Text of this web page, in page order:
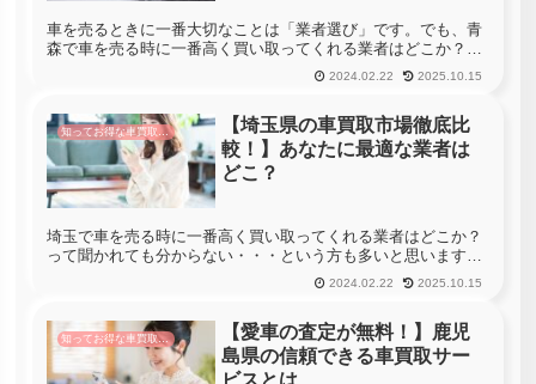
車を売るときに一番大切なことは「業者選び」です。でも、青
森で車を売る時に一番高く買い取ってくれる業者はどこか？っ
て聞かれても分からない・・・という方も多いと思います。青
森には233社の車買取店があります。車を売る時に青森のすべ
2024.02.22 2025.10.15
知ってお得な車買取情報
【埼玉県の車買取市場徹底比
較！】あなたに最適な業者は
どこ？
埼玉で車を売る時に一番高く買い取ってくれる業者はどこか？
って聞かれても分からない・・・という方も多いと思います。
埼玉には619社の車買取店があります。車を売る時に埼玉のす
べての店舗へ査定に行くことができれば一番高く買い取ってく
2024.02.22 2025.10.15
知ってお得な車買取情報
【愛車の査定が無料！】鹿児
島県の信頼できる車買取サー